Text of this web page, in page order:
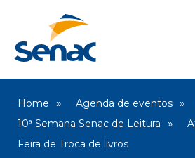
Home Agenda de eventos
10ª Semana Senac de Leitura
Feira de Troca de livros